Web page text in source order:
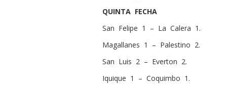
QUINTA FECHA
San Felipe 1 – La Calera 1.
Magallanes 1 – Palestino 2.
San Luis 2 – Everton 2.
Iquique 1 – Coquimbo 1.